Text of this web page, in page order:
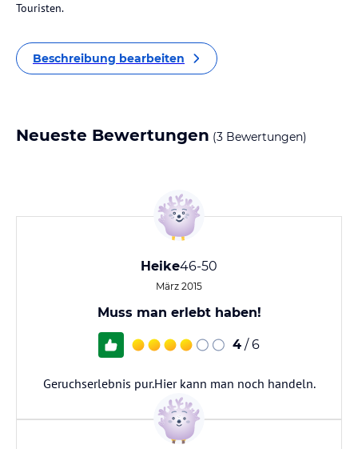
Touristen.
Beschreibung bearbeiten
Neueste Bewertungen (3 Bewertungen)
Heike46-50
März 2015
Muss man erlebt haben!
4 / 6
Geruchserlebnis pur.Hier kann man noch handeln.